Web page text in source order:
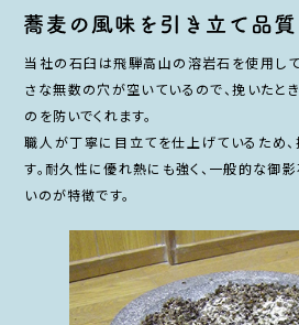
当社の石臼は飛騨高山の溶岩石を使用し
さな無数の穴が空いているので、挽いたと
のを防いでくれます。
職人が丁寧に目立てを仕上げているため
す。耐久性に優れ熱にも強く、一般的な御
いのが特徴です。